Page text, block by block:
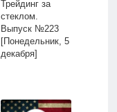
Трейдинг за
стеклом.
Выпуск №223
[Понедельник, 5
декабря]